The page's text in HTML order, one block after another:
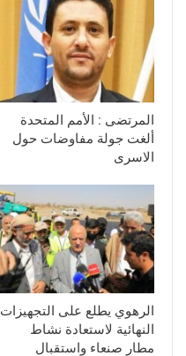
المرتضى : الأمم المتحدة
ألغت جولة مفاوضات حول
الاسرى
الرهوي يطلع على التجهيزات
النهائية لاستعادة نشاط
مطار صنعاء واستقبال